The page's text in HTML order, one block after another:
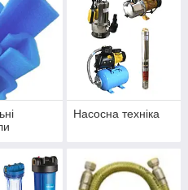
Насосна техніка